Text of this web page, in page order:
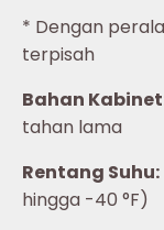
* Dengan
terpisah
Bahan
tahan lama
Rentang Suhu:
hingga -40 °F)